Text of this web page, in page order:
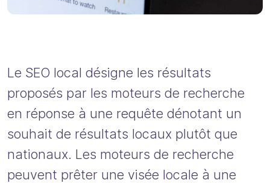
Le SEO local désigne les résultats
proposés par les moteurs de recherche
en réponse à une requête dénotant un
souhait de résultats locaux plutôt que
nationaux. Les moteurs de recherche
peuvent prêter une visée locale à une